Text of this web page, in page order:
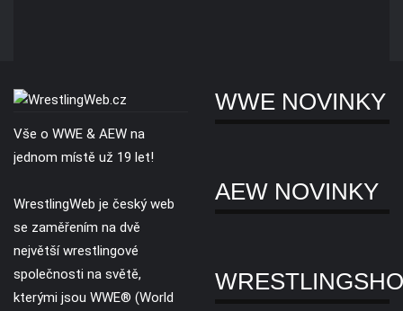
Vše o WWE & AEW na
jednom místě už 19 let!
WrestlingWeb je český web
se zaměřením na dvě
největší wrestlingové
společnosti na světě,
kterými jsou WWE® (World
WWE NOVINKY
AEW NOVINKY